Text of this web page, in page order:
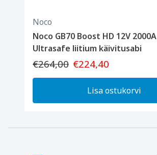
Noco
Noco GB70 Boost HD 12V 2000A
Ultrasafe liitium käivitusabi
€264,00 €224,40
Lisa ostukorvi